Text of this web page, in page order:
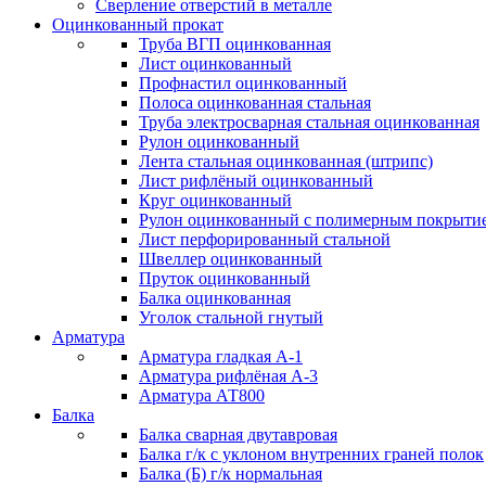
Сверление отверстий в металле
Оцинкованный прокат
Труба ВГП оцинкованная
Лист оцинкованный
Профнастил оцинкованный
Полоса оцинкованная стальная
Труба электросварная стальная оцинкованная
Рулон оцинкованный
Лента стальная оцинкованная (штрипс)
Лист рифлёный оцинкованный
Круг оцинкованный
Рулон оцинкованный с полимерным
Лист перфорированный стальной
Швеллер оцинкованный
Пруток оцинкованный
Балка оцинкованная
Уголок стальной гнутый
Арматура
Арматура гладкая А-1
Арматура рифлёная А-3
Арматура АТ800
Балка
Балка сварная двутавровая
Балка г/к с уклоном внутренних граней полок
Балка (Б) г/к нормальная